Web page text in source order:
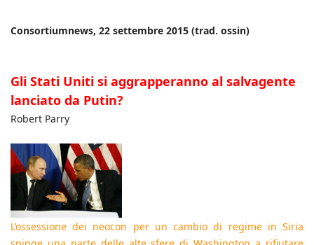
Consortiumnews, 22 settembre 2015 (trad. ossin)
Gli Stati Uniti si aggrapperanno al salvagente
lanciato da Putin?
Robert Parry
L’ossessione dei neocon per un cambio di regime in Siria